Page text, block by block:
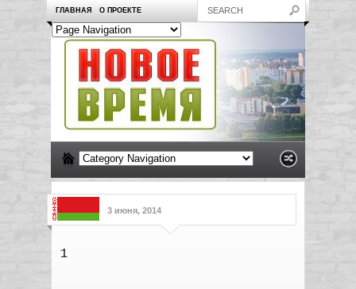
ГЛАВНАЯ О ПРОЕКТЕ
3 июня, 2014
1